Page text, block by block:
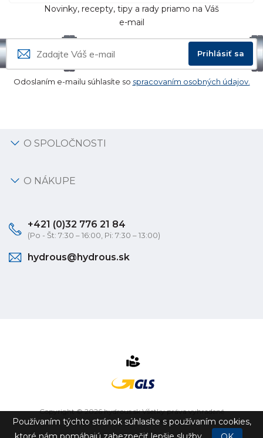
Novinky, recepty, tipy a rady priamo na Váš
e-mail
Prihlásiť sa
Odoslaním e-mailu súhlasíte so spracovaním osobných údajov.
O SPOLOČNOSTI
O NÁKUPE
+421 (0)32 776 21 84
(Po - Št: 7:30 – 16:00, Pi: 7:30 – 13:00)
hydrous@hydrous.sk
Copyright © 2026 hydrous.sk Všetky práva vyhradené
eshop na mieruvytvorilovibration.sk
Používaním týchto stránok súhlasíte s používaním cookies,